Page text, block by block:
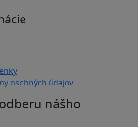
osobných údajov
nášho